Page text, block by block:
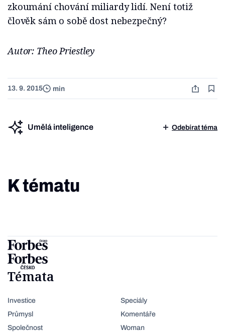
zkoumání chování miliardy lidí. Není totiž
člověk sám o sobě dost nebezpečný?
Autor: Theo Priestley
13. 9. 2015 min
Umělá inteligence Odebírat téma
K tématu
Témata
Investice
Průmysl
Společnost
Speciály
Komentáře
Woman